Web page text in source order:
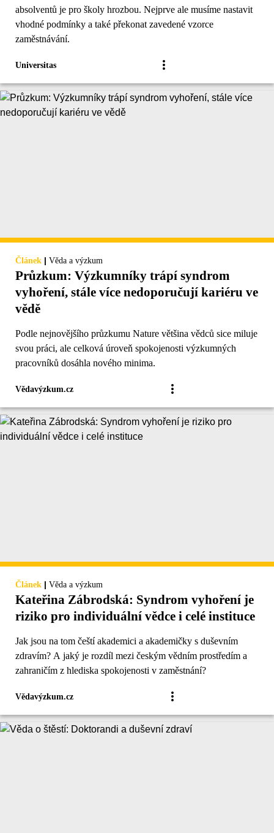
absolventů je pro školy hrozbou. Nejprve ale musíme nastavit
vhodné podmínky a také překonat zavedené vzorce
zaměstnávání.
Universitas
Článek | Věda a výzkum
Průzkum: Výzkumníky trápí syndrom
vyhoření, stále více nedoporučují kariéru ve
vědě
Podle nejnovějšího průzkumu Nature většina vědců sice miluje
svou práci, ale celková úroveň spokojenosti výzkumných
pracovníků dosáhla nového minima.
Vědavýzkum.cz
Článek | Věda a výzkum
Kateřina Zábrodská: Syndrom vyhoření je
riziko pro individuální vědce i celé instituce
Jak jsou na tom čeští akademici a akademičky s duševním
zdravím? A jaký je rozdíl mezi českým vědním prostředím a
zahraničím z hlediska spokojenosti v zaměstnání?
Vědavýzkum.cz